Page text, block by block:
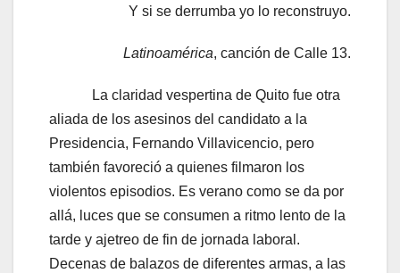
Y si se derrumba yo lo reconstruyo.
Latinoamérica, canción de Calle 13.
La claridad vespertina de Quito fue otra
aliada de los asesinos del candidato a la
Presidencia, Fernando Villavicencio, pero
también favoreció a quienes filmaron los
violentos episodios. Es verano como se da por
allá, luces que se consumen a ritmo lento de la
tarde y ajetreo de fin de jornada laboral.
Decenas de balazos de diferentes armas, a las